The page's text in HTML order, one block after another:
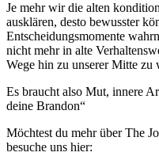
Je mehr wir die alten
ausklären, desto bewusster
Entscheidungsmomente
nicht mehr in alte
Wege hin zu unserer Mitte zu
Es braucht also Mut, innere
deine Brandon“
Möchtest du mehr über The
besuche uns hier: